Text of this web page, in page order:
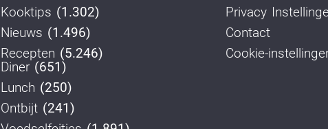
Kooktips (1.302)
Nieuws (1.496)
Recepten (5.246)
Diner(651)
Lunch (250)
Ontbijt(241)
Privacy
Contact
Cookie-